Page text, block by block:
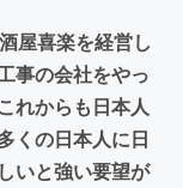
屋喜楽を経営し
事の会社をやっ
れからも日本人
くの日本人に日
いと強い要望が